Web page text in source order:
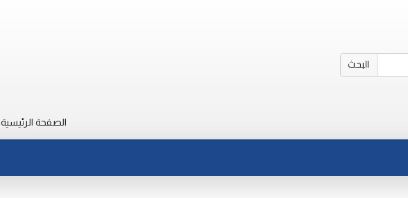
البحث
الصفحة الرئيسية